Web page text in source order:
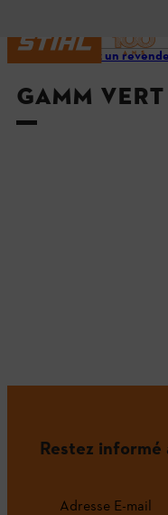
Trouvez un
GAMM VERT
Restez informé
Adresse E-mail